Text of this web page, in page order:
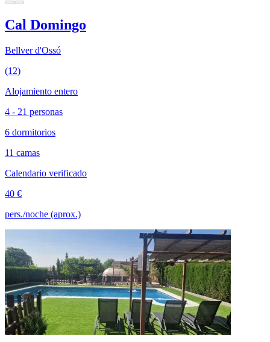
Cal Domingo
Bellver d'Ossó
(12)
Alojamiento entero
4 - 21 personas
6 dormitorios
11 camas
Calendario verificado
40 €
pers./noche (aprox.)